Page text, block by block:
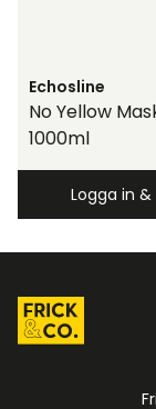
Echosline
No Yellow
1000ml
Logga in &